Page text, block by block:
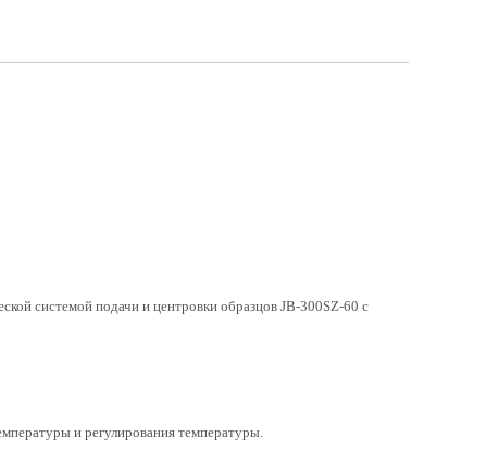
системой подачи и центровки образцов JB-300SZ-60 с
и регулирования температуры.